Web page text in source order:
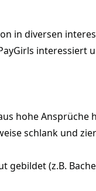
in diversen
interessiert
hohe Ansprüche
schlank und
(z.B.